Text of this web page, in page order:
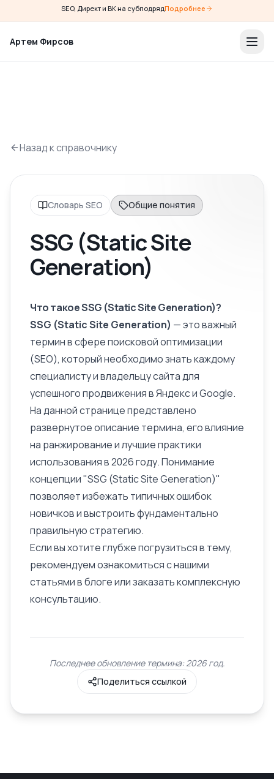
SEO, Директ и ВК на субподрядПодробнее
Артем Фирсов
Назад к справочнику
Словарь SEO Общие понятия
SSG (Static Site
Generation)
Что такое SSG (Static Site Generation)?
SSG (Static Site Generation) — это важный
термин в сфере поисковой оптимизации
(SEO), который необходимо знать каждому
специалисту и владельцу сайта для
успешного продвижения в Яндекс и Google.
На данной странице представлено
развернутоеописание термина, его влияние
на ранжирование и лучшие практики
использования в 2026 году. Понимание
концепции "SSG (Static Site Generation)"
позволяет избежать типичных ошибок
новичков и выстроить фундаментально
правильную стратегию.
Если вы хотите глубже погрузиться в тему,
рекомендуем ознакомиться с нашими
статьями в блоге или заказать комплексную
консультацию.
Последнее обновление термина: 2026 год.
Поделиться ссылкой